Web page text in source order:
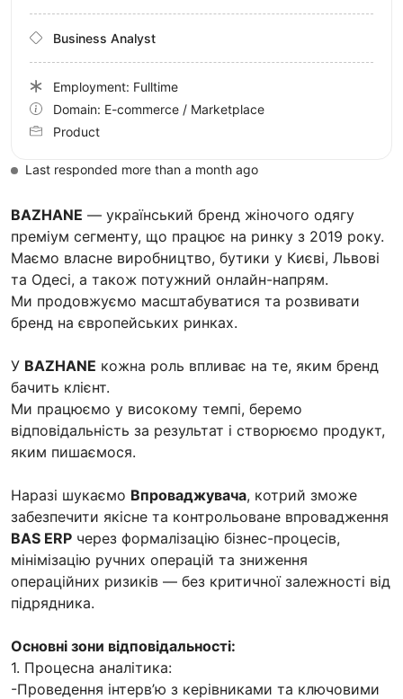
BAZHANE — український бренд жіночого одягу
преміум сегменту, що працює на ринку з 2019 року.
Маємо власне виробництво, бутики у Києві, Львові
та Одесі, а також потужний онлайн-напрям.
Ми продовжуємо масштабуватися та розвивати
бренд на європейських ринках.
У BAZHANE кожна роль впливає на те, яким бренд
бачить клієнт.
Ми працюємо у високому темпі, беремо
відповідальність за результат і створюємо продукт,
яким пишаємося.
Наразі шукаємо Впроваджувача, котрий зможе
забезпечити якісне та контрольоване впровадження
BAS ERP через формалізацію бізнес-процесів,
мінімізацію ручних операцій та зниження
операційних ризиків — без критичної залежності від
підрядника.
Основні зони відповідальності:
1. Процесна аналітика:
-Проведення інтерв’ю з керівниками та ключовими
Business Analyst
Employment: Fulltime
Domain: E-commerce / Marketplace
Product
Last responded more than a month ago